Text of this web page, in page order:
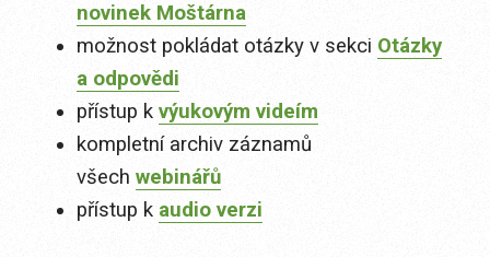
novinek Moštárna
možnost pokládat otázky v sekci Otázky
a odpovědi
přístup k výukovým videím
kompletní archiv záznamů
všech webinářů
přístup k audio verzi